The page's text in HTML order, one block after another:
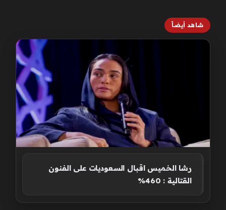
شاهد أيضاً
رشا الخميس اقبال السعوديات على الفنون
القتالية : 460%